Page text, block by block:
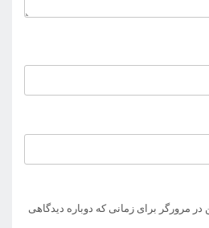
مرورگر برای زمانی که دوباره دیدگاهی